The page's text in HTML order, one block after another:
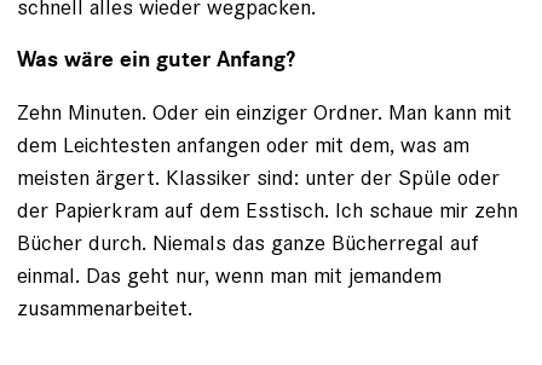
schnell alles wieder wegpacken.
Was wäre ein guter Anfang?
Zehn Minuten. Oder ein einziger Ordner. Man kann mit
dem Leichtesten anfangen oder mit dem, was am
meisten ärgert. Klassiker sind: unter der Spüle oder
der Papierkram auf dem Esstisch. Ich schaue mir zehn
Bücher durch. Niemals das ganze ­Bücherregal auf
einmal. Das geht nur, wenn man mit jemandem
zusammenarbeitet.